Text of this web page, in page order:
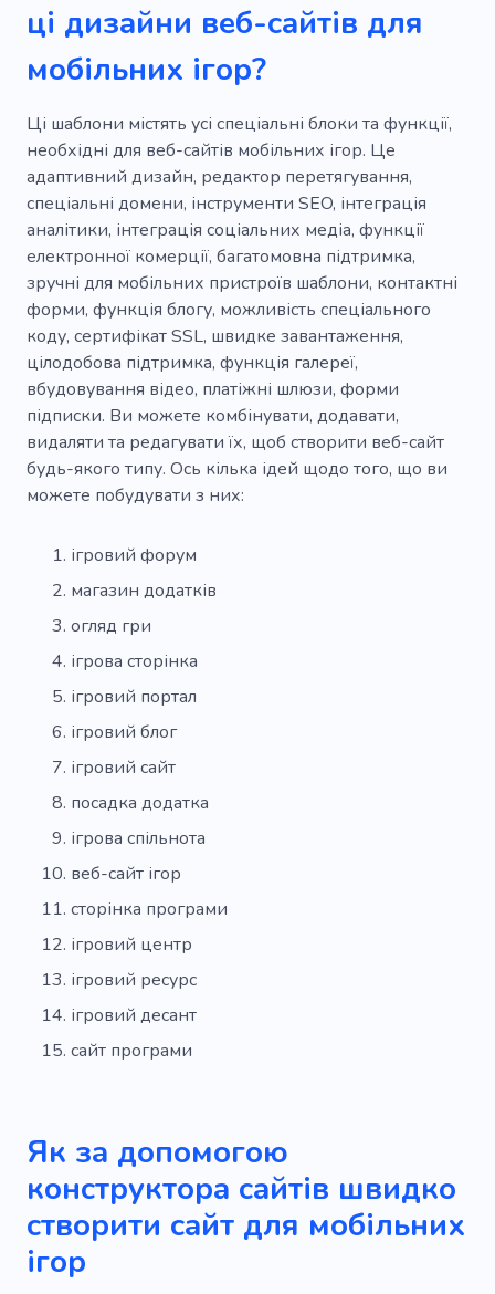
ці дизайни веб-сайтів для
мобільних ігор?
Ці шаблони містять усі спеціальні блоки та функції,
необхідні для веб-сайтів мобільних ігор. Це
адаптивний дизайн, редактор перетягування,
спеціальні домени, інструменти SEO, інтеграція
аналітики, інтеграція соціальних медіа, функції
електронної комерції, багатомовна підтримка,
зручні для мобільних пристроїв шаблони, контактні
форми, функція блогу, можливість спеціального
коду, сертифікат SSL, швидке завантаження,
цілодобова підтримка, функція галереї,
вбудовування відео, платіжні шлюзи, форми
підписки. Ви можете комбінувати, додавати,
видаляти та редагувати їх, щоб створити веб-сайт
будь-якого типу. Ось кілька ідей щодо того, що ви
можете побудувати з них:
ігровий форум
магазин додатків
огляд гри
ігрова сторінка
ігровий портал
ігровий блог
ігровий сайт
посадка додатка
ігрова спільнота
веб-сайт ігор
сторінка програми
ігровий центр
ігровий ресурс
ігровий десант
сайт програми
Як за допомогою
конструктора сайтів швидко
створити сайт для мобільних
ігор